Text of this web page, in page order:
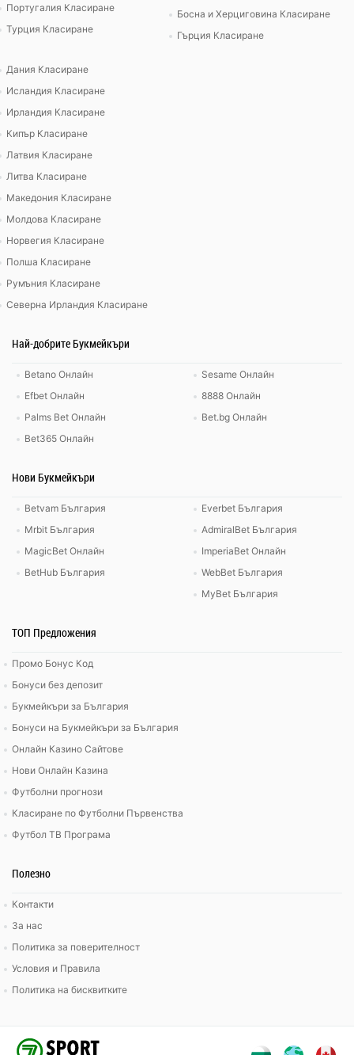
Португалия Класиране
Турция Класиране
Босна и Херциговина Класиране
Гърция Класиране
Дания Класиране
Исландия Класиране
Ирландия Класиране
Кипър Класиране
Латвия Класиране
Литва Класиране
Македония Класиране
Молдова Класиране
Норвегия Класиране
Полша Класиране
Румъния Класиране
Северна Ирландия Класиране
Най-добрите Букмейкъри
Betano Онлайн
Efbet Онлайн
Palms Bet Онлайн
Bet365 Онлайн
Sesame Онлайн
8888 Онлайн
Bet.bg Онлайн
Нови Букмейкъри
Betvam България
Mrbit България
MagicBet Онлайн
BetHub България
Everbet България
AdmiralBet България
ImperiaBet Онлайн
WebBet България
MyBet България
ТОП Предложения
Промо Бонус Код
Бонуси без депозит
Букмейкъри за България
Бонуси на Букмейкъри за България
Онлайн Казино Сайтове
Нови Онлайн Казина
Футболни прогнози
Класиране по Футболни Първенства
Футбол ТВ Програма
Полезно
Контакти
За нас
Политика за поверителност
Условия и Правила
Политика на бисквитките